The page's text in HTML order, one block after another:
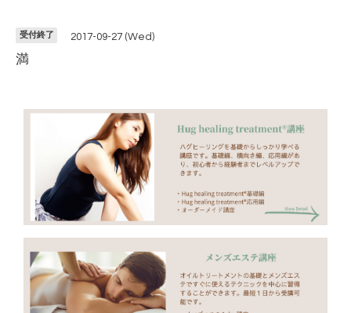
受付終了 2017-09-27 (Wed)
満